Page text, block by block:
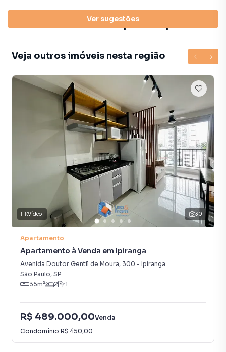
Ver sugestões
Características principais
Veja outros imóveis nesta região
30
Vídeo
Apartamento
Apartamento à Venda em Ipiranga
Avenida Doutor Gentil de Moura, 300 - Ipiranga
São Paulo, SP
35m² 2 1
R$ 489.000,00Venda
Condomínio R$ 450,00